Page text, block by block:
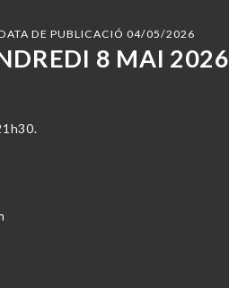
DE PUBLICACIÓ 04/05/2026
8 MAI 2026